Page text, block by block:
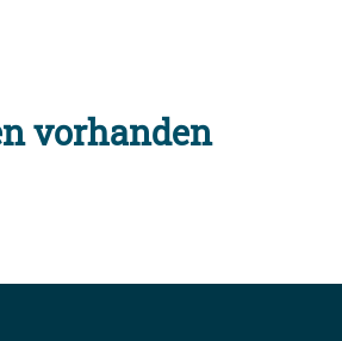
vorhanden